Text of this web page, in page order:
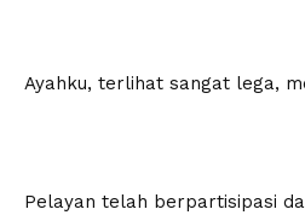
Ayahku, terlihat sangat lega,
Pelayan telah berpartisipasi